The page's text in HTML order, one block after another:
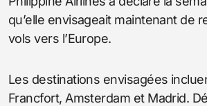
qu’elle envisageait maintenant de
vols vers l’Europe.
Les destinations envisagées
Francfort, Amsterdam et Madrid.